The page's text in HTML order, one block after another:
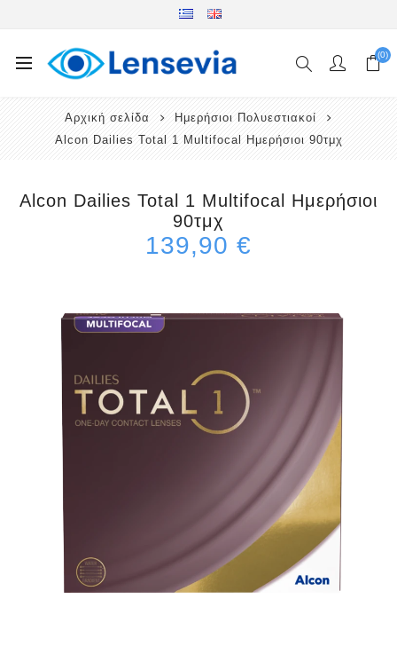
(0)
Αρχική σελίδα
Ημερήσιοι Πολυεστιακοί
Alcon Dailies Total 1 Multifocal Ημερήσιοι 90τμχ
Alcon Dailies Total 1 Multifocal Ημερήσιοι
90τμχ
139,90 €